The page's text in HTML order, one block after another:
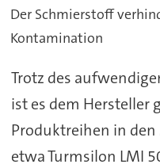
Der Schmierstoff
Kontamination
Trotz des
ist es dem Hersteller
Produktreihen in
etwa Turmsilon LMI